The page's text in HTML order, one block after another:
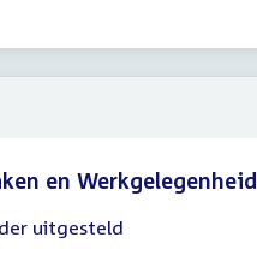
en Werkgelegenheid
uitgesteld